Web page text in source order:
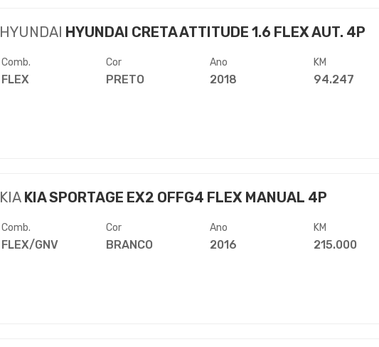
HYUNDAI HYUNDAI CRETA ATTITUDE 1.6 FLEX AUT. 4P
Comb.
FLEX
Cor
PRETO
Ano
2018
KM
94.247
KIAKIA SPORTAGE EX2 OFFG4 FLEX MANUAL 4P
Comb.
FLEX/GNV
Cor
BRANCO
Ano
2016
KM
215.000